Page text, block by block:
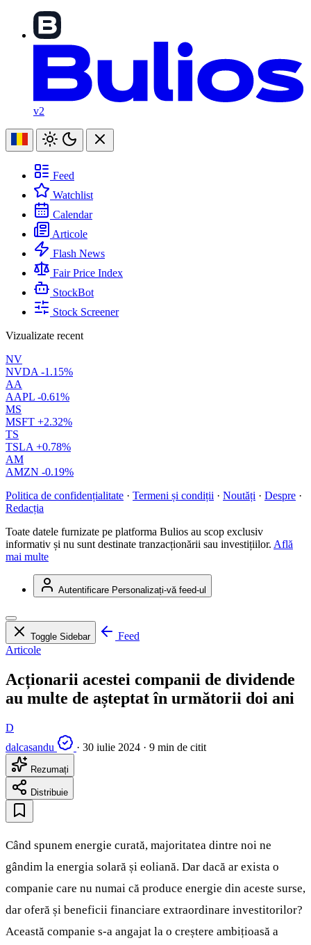
v2
Feed
Watchlist
Calendar
Articole
Flash News
Fair Price Index
StockBot
Stock Screener
Vizualizate recent
NV
NVDA -1.15%
AA
AAPL -0.61%
MS
MSFT +2.32%
TS
TSLA +0.78%
AM
AMZN -0.19%
Politica de confidențialitate · Termeni și condiții · Noutăți · Despre ·
Redacția
Toate datele furnizate pe platforma Bulios au scop exclusiv
informativ și nu sunt destinate tranzacționării sau investițiilor. Află
mai multe
Autentificare Personalizați-vă feed-ul
Toggle Sidebar
Feed
Articole
Acționarii acestei companii de dividende
au multe de așteptat în următorii doi ani
D
dalcasandu
· 30 iulie 2024 · 9 min de citit
Rezumați
Distribuie
Când spunem energie curată, majoritatea dintre noi ne
gândim la energia solară și eoliană. Dar dacă ar exista o
companie care nu numai că produce energie din aceste surse,
dar oferă și beneficii financiare extraordinare investitorilor?
Această companie s-a angajat la o creștere ambițioasă a